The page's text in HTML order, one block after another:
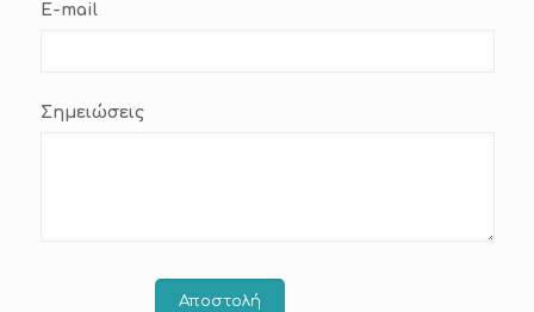
E-mail
Σημειώσεις